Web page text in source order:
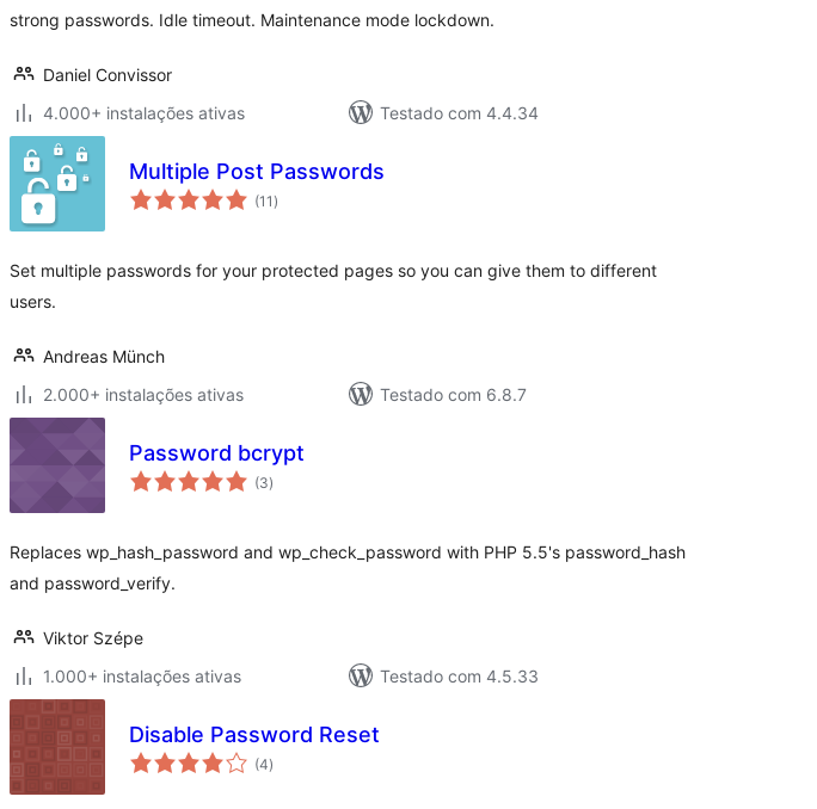
strong passwords. Idle timeout. Maintenance mode lockdown.
Daniel Convissor
4.000+ instalações ativas
Testado com 4.4.34
Multiple Post Passwords
(11 avaliações
totais
)
Set multiple passwords for your protected pages so you can give them to different
users.
Andreas Münch
2.000+ instalações ativas
Testado com 6.8.7
Password bcrypt
(3avaliações
totais
)
Replaces wp_hash_password and wp_check_password with PHP 5.5's password_hash
and password_verify.
Viktor Szépe
1.000+ instalações ativas
Testado com 4.5.33
Disable Password Reset
(4avaliações
totais
)